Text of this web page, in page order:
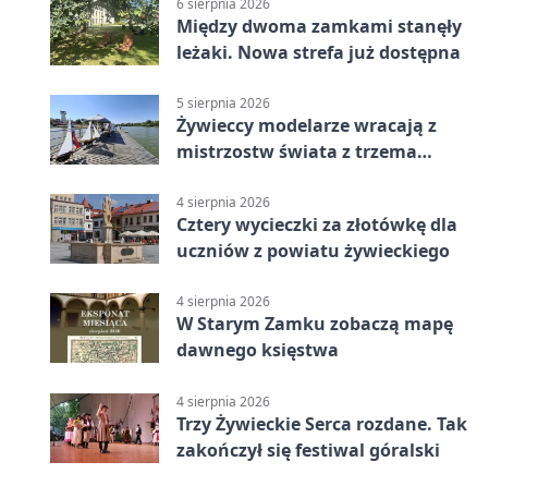
Między dwoma zamkami stanęły
leżaki. Nowa strefa już dostępna
5 sierpnia 2026
Żywieccy modelarze wracają z
mistrzostw świata z trzema
4 sierpnia 2026
Cztery wycieczki za złotówkę dla
uczniów z powiatu żywieckiego
4 sierpnia 2026
W Starym Zamku zobaczą mapę
dawnego księstwa
4 sierpnia 2026
Trzy Żywieckie Serca rozdane. Tak
zakończył się festiwal góralski